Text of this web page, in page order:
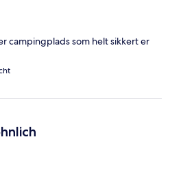
campingplads som helt sikkert er